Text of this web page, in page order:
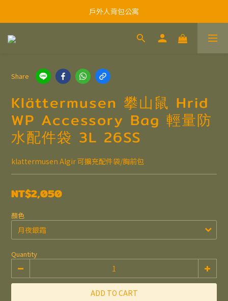
戶外人背包公寓
Share
Klättermusen 攀山鼠 Hrid
WP Accessory Bag 輕量防
水配件袋 3L 26SS
klattermusen Algir 可擴充配件袋/胸前包
NT$2,050
顏色
Quantity
ADD TO CART